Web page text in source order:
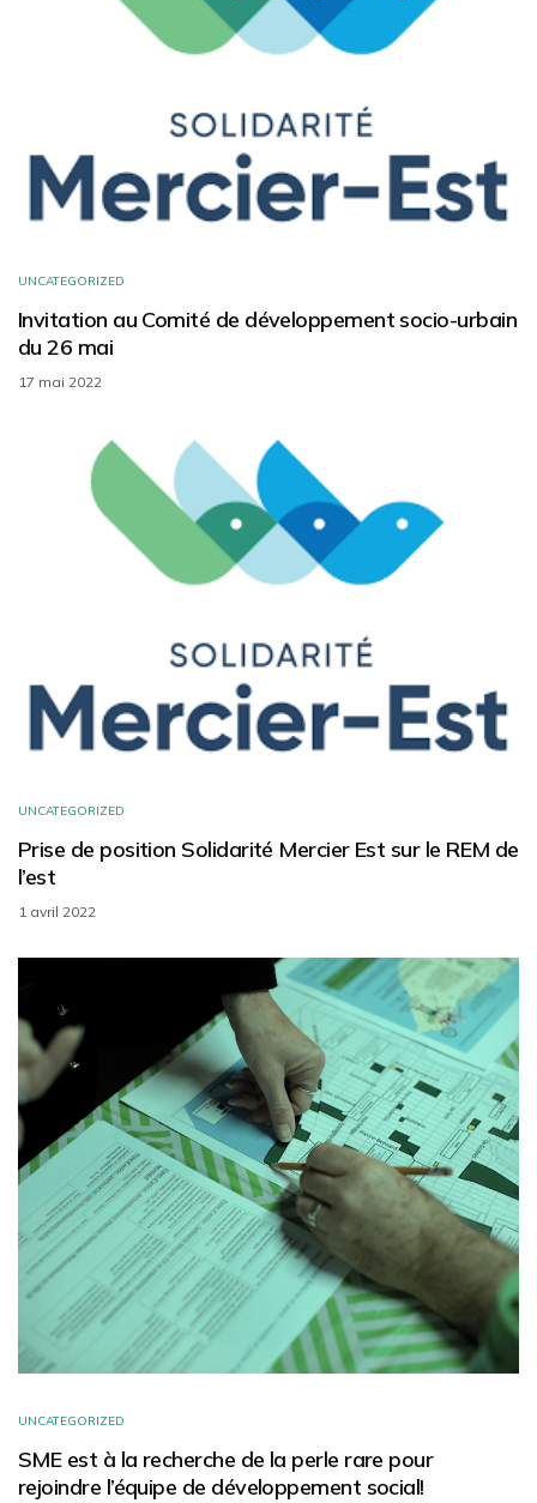
UNCATEGORIZED
Invitation au Comité de développement socio-urbain
du 26 mai
17 mai 2022
UNCATEGORIZED
Prise de position Solidarité Mercier Est sur le REM de
l’est
1 avril 2022
UNCATEGORIZED
SME est à la recherche de la perle rare pour
rejoindre l’équipe de développement social!